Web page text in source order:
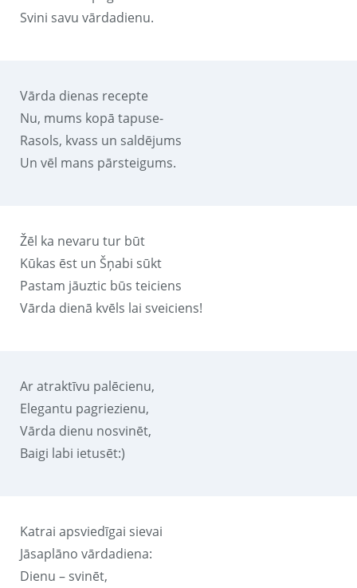
Svini savu vārdadienu.
Vārda dienas recepte
Nu, mums kopā tapuse-
Rasols, kvass un saldējums
Un vēl mans pārsteigums.
Žēl ka nevaru tur būt
Kūkas ēst un Šņabi sūkt
Pastam jāuztic būs teiciens
Vārda dienā kvēls lai sveiciens!
Ar atraktīvu palēcienu,
Elegantu pagriezienu,
Vārda dienu nosvinēt,
Baigi labi ietusēt:)
Katrai apsviedīgai sievai
Jāsaplāno vārdadiena:
Dienu – svinēt,